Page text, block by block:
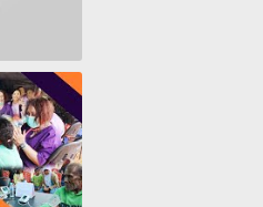
Lagu Rohani Tanpa Iklan - Lagu Pujian dan Penyembahan Paskah 2022